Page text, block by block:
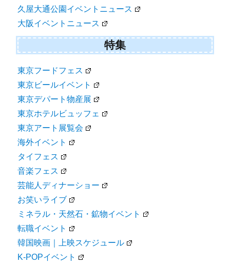
久屋大通公園イベントニュース
大阪イベントニュース
特集
東京フードフェス
東京ビールイベント
東京デパート物産展
東京ホテルビュッフェ
東京アート展覧会
海外イベント
タイフェス
音楽フェス
芸能人ディナーショー
お笑いライブ
ミネラル・天然石・鉱物イベント
転職イベント
韓国映画｜上映スケジュール
K-POPイベント